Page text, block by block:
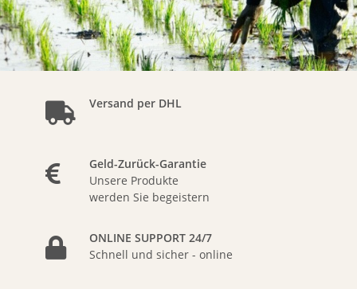
Versand per DHL
Geld-Zurück-Garantie
Unsere Produkte
werden Sie begeistern
ONLINE SUPPORT 24/7
Schnell und sicher - online